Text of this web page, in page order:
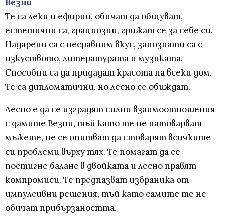
Те са леки и ефирни, обичат да общуват,
естетични са, грациозни, грижат се за себе си.
Надарени са с несравним вкус, запознати са с
изкуството, литературата и музиката.
Способни са да придадат красота на всеки дом.
Те са дипломатични, но лесно се обиждат.
Лесно е да се изградят силни взаимоотношения
с дамите Везни, тъй като те не натоварват
мъжете, не се опитват да стоварят всичките
си проблеми върху тях. Те помагат да се
постигне баланс в двойката и лесно правят
компромиси. Те предпазват избраника от
импулсивни решения, тъй като самите те не
обичат прибързаността.